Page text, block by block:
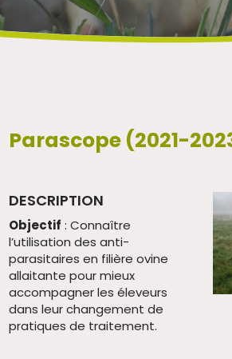
Parascope (2021-
DESCRIPTION
Objectif : Connaître
l’utilisation des anti-
parasitaires en filière ovine
allaitante pour mieux
accompagner les éleveurs
dans leur changement de
pratiques de traitement.